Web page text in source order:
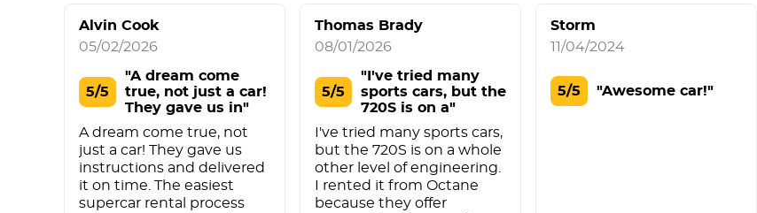
Alvin Cook
05/02/2026
5/5
"A dream come
true, not just a car!
They gave us in"
A dream come true, not
just a car! They gave us
instructions and delivered
it on time. The easiest
supercar rental process
Thomas Brady
08/01/2026
5/5
"I've tried many
sports cars, but the
720S is on a"
I've tried many sports cars,
but the 720S is on a whole
other level of engineering.
I rented it from Octane
because they offer
Storm
11/04/2024
5/5 "Awesome car!"